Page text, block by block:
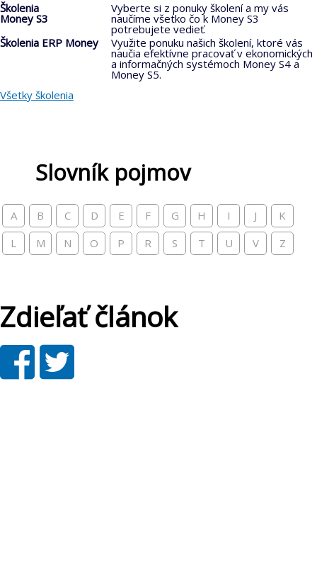
Školenia
Money S3
Vyberte si z ponuky školení a my vás
naučíme všetko čo k Money S3
potrebujete vedieť.
Školenia ERP Money
Využite ponuku našich školení, ktoré vás
naučia efektívne pracovať v ekonomických
a informačných systémoch Money S4 a
Money S5.
Všetky školenia
Slovník pojmov
A B C D E F G H I J
K
L
M N O P R S T U V Z
Zdieľať článok
Zdieľať
článok
Tweet